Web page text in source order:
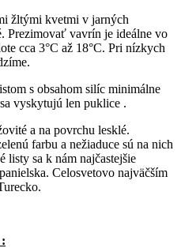
žltými kvetmi v jarných
Prezimovať vavrín je ideálne vo
cca 3°C až 18°C. Pri nízkych
s obsahom silíc minimálne
vyskytujú len puklice .
a na povrchu lesklé.
farbu a nežiaduce sú na nich
listy sa k nám najčastejšie
Celosvetovo najväčším